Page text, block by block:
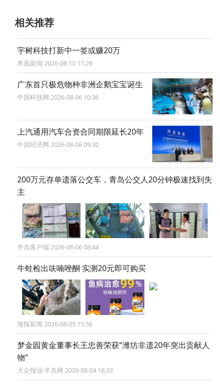
相关推荐
宇树科技打新中一签或赚20万
界面新闻 2026-08-10 11:28
广东首只极危物种非洲企鹅宝宝诞生
中国科技网 2026-08-06 10:36
上汽通用汽车合资合同期限延长20年
中国经济网 2026-08-06 09:30
200万元存单遗落公交车，青岛公交人20分钟极速找到失
主
半岛客户端 2026-08-06 08:44
牛蛙检出呋喃唑酮 实测20元即可购买
海报新闻 2026-08-05 15:56
梦金园黄金董事长王忠善荣获“潍坊非遗20年突出贡献人
物”
大众报业·半岛网 2026-08-04 16:33